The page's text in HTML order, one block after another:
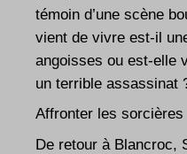
témoin d’une scène
vient de vivre est-il
angoisses ou est-elle
un terrible assassinat
Affronter les sorcières
De retour à Blancroc,